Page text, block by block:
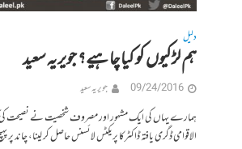
دلیل
ہم لڑکیوں کو کیا چاہیے؟ جویریہ سعید
09/24/2016 جویریہ سعید
ہمارے یہاں کی ایک مشہور اور مصروف شخصیت نے نصیحت کی
الاقوامی ڈگری یافتہ ڈاکٹرکا پریکٹس لائسنس حاصل کر لینا، چاند